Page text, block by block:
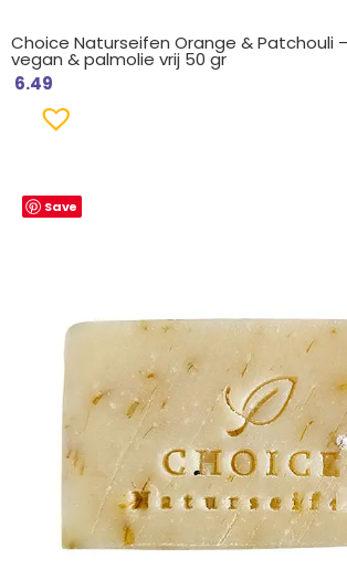
Choice Naturseifen Orange & Patchouli
vegan & palmolie vrij 50 gr
6.49
Save